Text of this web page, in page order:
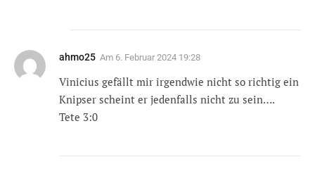
ahmo25 Am 6. Februar 2024 19:28
Vinicius gefällt mir irgendwie nicht so richtig ein
Knipser scheint er jedenfalls nicht zu sein….
Tete 3:0